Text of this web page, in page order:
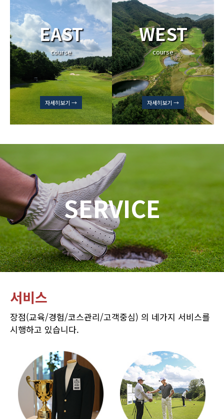
EAST
course
자세히보기 →
WEST
course
자세히보기 →
SERVICE
서비스
장점(교육/경험/코스관리/고객중심) 의 네가지 서비스를
시행하고 있습니다.